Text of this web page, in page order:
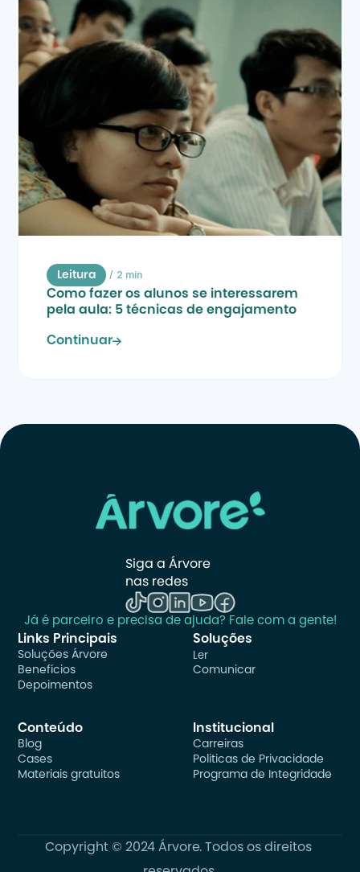
Leitura / 2 min
Como fazer os alunos se interessarem
pela aula: 5 técnicas de engajamento
Continuar
Siga a Árvore
nas redes
Já é parceiro e precisa de ajuda? Fale com a gente!
Links Principais
Soluções Árvore
Benefícios
Depoimentos
Soluções
Ler
Comunicar
Conteúdo
Blog
Cases
Materiais gratuitos
Institucional
Carreiras
Politicas de Privacidade
Programa de Integridade
Copyright © 2024 Árvore. Todos os direitos